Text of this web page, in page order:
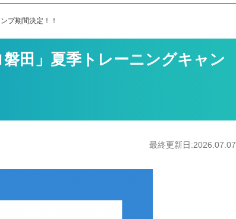
プ期間決定！！
田」夏季トレーニングキャン
最終更新日:2026.07.07